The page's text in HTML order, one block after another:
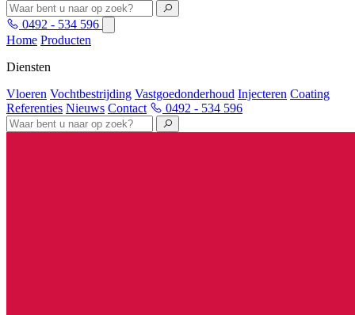
0492 - 534 596
Home Producten
Diensten
Vloeren Vochtbestrijding Vastgoedonderhoud Injecteren Coating
Referenties Nieuws Contact 0492 - 534 596